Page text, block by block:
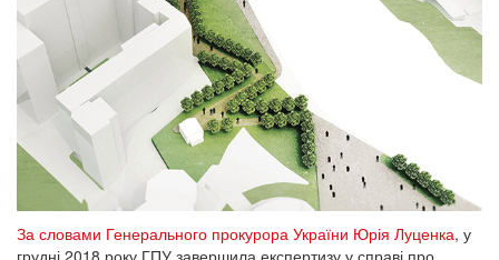
За словами Генерального прокурора України Юрія Луценка, у
грудні 2018 року ГПУ завершила експертизу у справі про